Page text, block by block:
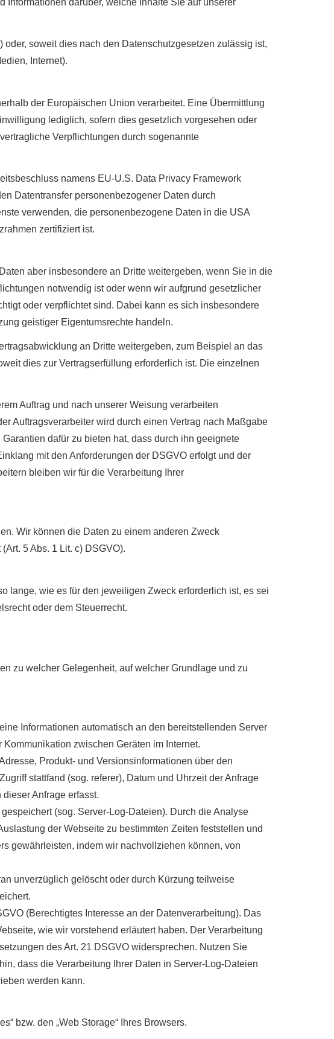
darüber, welche Inhalte Sie auf unserer
soweit dies nach den Datenschutzgesetzen zulässig ist,
Internet).
der Europäischen Union verarbeitet. Eine Übermittlung
lediglich, sofern dies gesetzlich vorgesehen oder
Verpflichtungen durch sogenannte
namens EU-U.S. Data Privacy Framework
Datentransfer personenbezogener Daten durch
verwenden, die personenbezogene Daten in die USA
zertifiziert ist.
aber insbesondere an Dritte weitergeben, wenn Sie in die
notwendig ist oder wenn wir aufgrund gesetzlicher
oder verpflichtet sind. Dabei kann es sich insbesondere
geistiger Eigentumsrechte handeln.
an Dritte weitergeben, zum Beispiel an das
dies zur Vertragserfüllung erforderlich ist. Die einzelnen
Auftrag und nach unserer Weisung verarbeiten
Auftragsverarbeiter wird durch einen Vertrag nach Maßgabe
dafür zu bieten hat, dass durch ihn geeignete
mit den Anforderungen der DSGVO erfolgt und der
bleiben wir für die Verarbeitung Ihrer
Wir können die Daten zu einem anderen Zweck
5 Abs. 1 Lit. c) DSGVO).
lange, wie es für den jeweiligen Zweck erforderlich ist, es sei
oder dem Steuerrecht.
zu welcher Gelegenheit, auf welcher Grundlage und zu
Informationen automatisch an den bereitstellenden Server
zwischen Geräten im Internet.
Produkt- und Versionsinformationen über den
stattfand (sog. referer), Datum und Uhrzeit der Anfrage
Anfrage erfasst.
(sog. Server-Log-Dateien). Durch die Analyse
der Webseite zu bestimmten Zeiten feststellen und
gewährleisten, indem wir nachvollziehen können, von
unverzüglich gelöscht oder durch Kürzung teilweise
(Berechtigtes Interesse an der Datenverarbeitung). Das
wie wir vorstehend erläutert haben. Der Verarbeitung
des Art. 21 DSGVO widersprechen. Nutzen Sie
dass die Verarbeitung Ihrer Daten in Server-Log-Dateien
werden kann.
bzw. den „Web Storage“ Ihres Browsers.